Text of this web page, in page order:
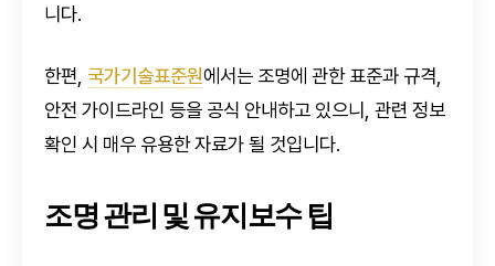
니다.
한편, 국가기술표준원에서는 조명에 관한 표준과 규격,
안전 가이드라인 등을 공식 안내하고 있으니, 관련 정보
확인 시 매우 유용한 자료가 될 것입니다.
조명 관리 및 유지보수 팁